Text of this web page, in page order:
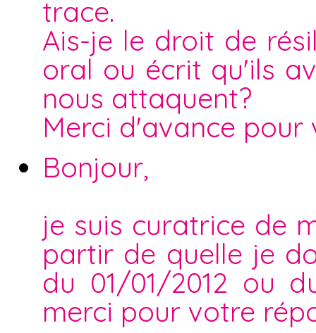
trace.
Ais-je le droit de
oral ou écrit qu'ils
nous attaquent?
Merci d'avance pour
Bonjour,
je suis curatrice de
partir de quelle je
du 01/01/2012 ou
merci pour votre